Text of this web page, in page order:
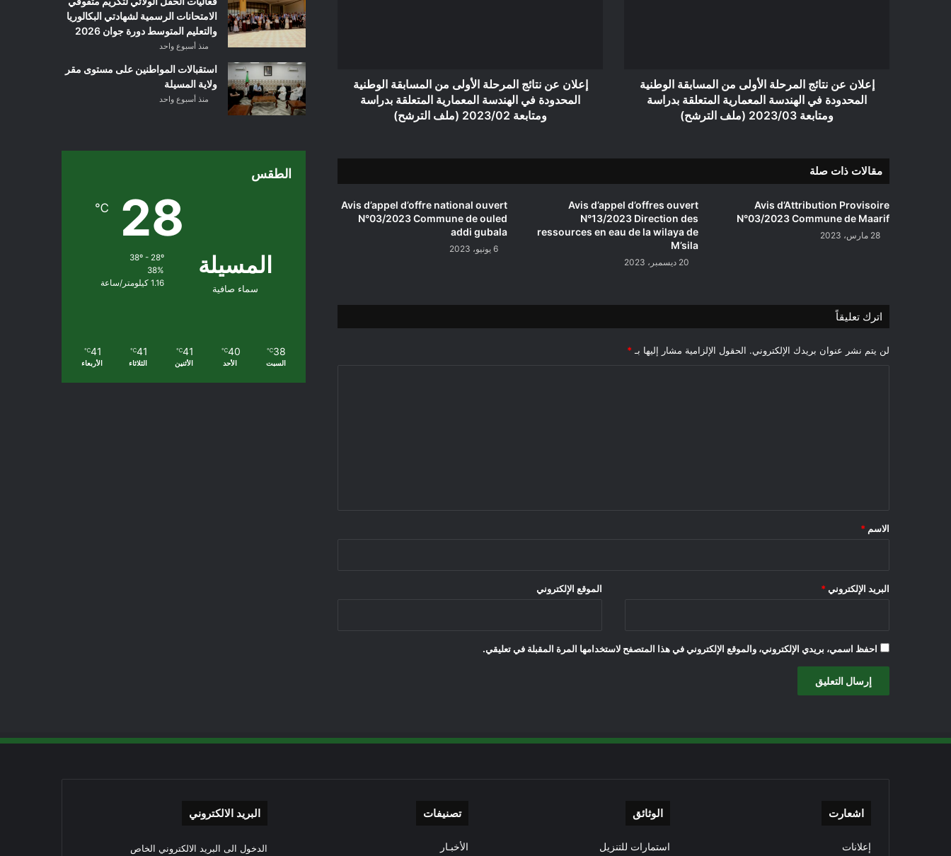
الهندسة
ومتابعة
2023/03
(ملف
الترشح)
إعلان عن نتائج المرحلة الأولى من المسابقة الوطنية
المحدودة في الهندسة المعمارية المتعلقة بدراسة
ومتابعة 2023/03 (ملف الترشح)
الهندسة
ومتابعة
(ملف
الترشح)
إعلان عن نتائج المرحلة الأولى من المسابقة الوطنية
المحدودة في الهندسة المعمارية المتعلقة بدراسة
ومتابعة 2023/02 (ملف الترشح)
مقالات ذات صلة
Avis d’Attribution Provisoire
N°03/2023 Commune de Maarif
28 مارس، 2023
Avis d’appel d’offres ouvert
N°13/2023 Direction des
ressources en eau de la wilaya de
M’sila
20 ديسمبر، 2023
Avis d’appel d’offre national ouvert
N°03/2023 Commune de ouled
addi gubala
6 يونيو، 2023
اترك تعليقاً
لن يتم نشر عنوان بريدك الإلكتروني. الحقول الإلزامية مشار إليها بـ *
*
الاسم *
البريد الإلكتروني * الموقع الإلكتروني
احفظ اسمي، بريدي الإلكتروني، والموقع الإلكتروني في هذا المتصفح لاستخدامها المرة المقبلة في تعليقي.
الامتحانات الرسمية لشهادتي البكالوريا
والتعليم المتوسط دورة جوان 2026
منذ أسبوع واحد
استقبالات المواطنين على مستوى مقر
ولاية المسيلة
منذ أسبوع واحد
الطقس
المسيلة
سماء صافية
28
℃
38º - 28º
38%
1.16 كيلومتر/ساعة
38
℃
السبت
40
℃
الأحد
41
℃
الأثنين
41
℃
الثلاثاء
41
℃
الأربعاء
اشعارت
إعلانات
الوثائق
استمارات للتنزيل
تصنيفات
الأخبـار
البريد الالكتروني
الدخول الى البريد الالكتروني الخاص